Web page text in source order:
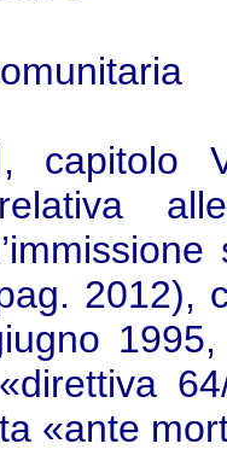
capitolo
relativa
2012),
«ante